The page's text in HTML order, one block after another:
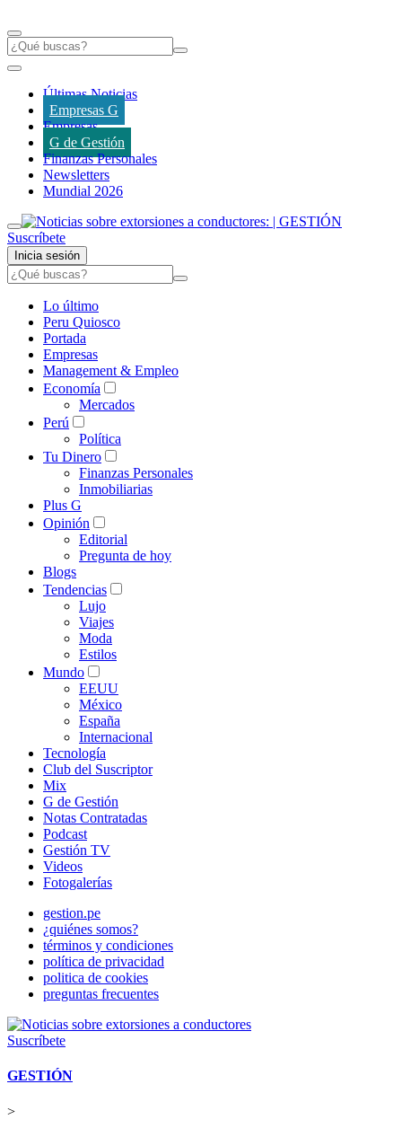
Últimas Noticias
Empresas G
Empresas
G de Gestión
Finanzas Personales
Newsletters
Mundial 2026
Suscríbete
Inicia sesión
Lo último
Peru Quiosco
Portada
Empresas
Management & Empleo
Economía
Mercados
Perú
Política
Tu Dinero
Finanzas Personales
Inmobiliarias
Plus G
Opinión
Editorial
Pregunta de hoy
Blogs
Tendencias
Lujo
Viajes
Moda
Estilos
Mundo
EEUU
México
España
Internacional
Tecnología
Club del Suscriptor
Mix
G de Gestión
Notas Contratadas
Podcast
Gestión TV
Videos
Fotogalerías
gestion.pe
¿quiénes somos?
términos y condiciones
política de privacidad
politica de cookies
preguntas frecuentes
Suscríbete
GESTIÓN
>